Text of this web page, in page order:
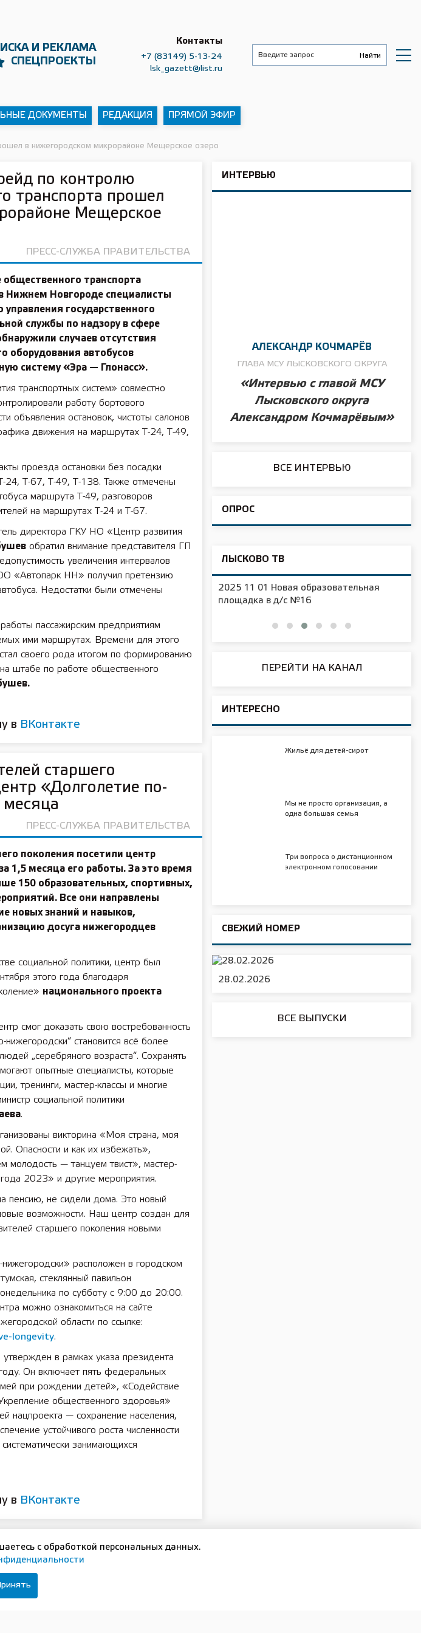
И РЕКЛАМА
СПЕЦПРОЕКТЫ
Контакты
+7 (83149) 5-13-24
lsk_gazett@list.ru
ДОКУМЕНТЫ РЕДАКЦИЯ ПРЯМОЙ ЭФИР
в нижегородском микрорайоне Мещерское озеро
по контролю
транспорта прошел
Мещерское
ПРЕСС-СЛУЖБА ПРАВИТЕЛЬСТВА
общественного транспорта
Нижнем Новгороде специалисты
государственного
службы по надзору в сфере
случаев отсутствия
оборудования автобусов
систему «Эра — Глонасс».
транспортных систем» совместно
работу бортового
объявления остановок, чистоты салонов
движения на маршрутах Т-24, Т-49,
проезда остановки без посадки
24, Т-67, Т-49, Т-138. Также отмечены
маршрута Т-49, разговоров
на маршрутах Т-24 и Т-67.
директора ГКУ НО «Центр развития
обратил внимание представителя ГП
увеличения интервалов
«Автопарк НН» получил претензию
Недостатки были отмечены
пассажирским предприятиям
ими маршрутах. Времени для этого
своего рода итогом по формированию
штабе по работе общественного
в ВКонтакте
старшего
«Долголетие по-
месяца
ПРЕСС-СЛУЖБА ПРАВИТЕЛЬСТВА
поколения посетили центр
1,5 месяца его работы. За это время
150 образовательных, спортивных,
Все они направлены
новых знаний и навыков,
досуга нижегородцев
социальной политики, центр был
этого года благодаря
национального проекта
смог доказать свою востребованность
становится всё более
„серебряного возраста“. Сохранять
опытные специалисты, которые
тренинги, мастер-классы и многие
социальной политики
.
викторина «Моя страна, моя
Опасности и как их избежать»,
молодость — танцуем твист», мастер-
2023» и другие мероприятия.
пенсию, не сидели дома. Это новый
возможности. Наш центр создан для
старшего поколения новыми
расположен в городском
стеклянный павильон
по субботу с 9:00 до 20:00.
можно ознакомиться на сайте
области по ссылке:
longevity.
в рамках указа президента
Он включает пять федеральных
при рождении детей», «Содействие
общественного здоровья»
нацпроекта — сохранение населения,
устойчивого роста численности
занимающихся
в ВКонтакте
ИНТЕРВЬЮ
АЛЕКСАНДР КОЧМАРЁВ
ГЛАВА МСУ ЛЫСКОВСКОГО ОКРУГА
«Интервью с главой МСУ
Лысковского округа
Александром Кочмарёвым»
ВСЕ ИНТЕРВЬЮ
ОПРОС
ЛЫСКОВО ТВ
2025 11 01 Земли
2025 11 01 Новая образовательная
площадка в д/с №16
ПЕРЕЙТИ НА КАНАЛ
ИНТЕРЕСНО
Жильё для детей-сирот
Мы не просто организация, а
одна большая семья
Три вопроса о дистанционном
электронном голосовании
СВЕЖИЙ НОМЕР
28.02.2026
ВСЕ ВЫПУСКИ
с обработкой персональных данных.